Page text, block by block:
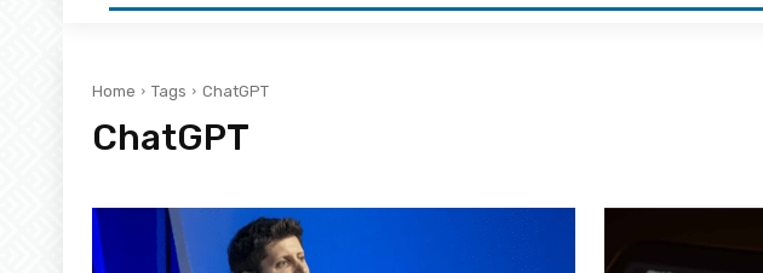
Home Tags ChatGPT
ChatGPT